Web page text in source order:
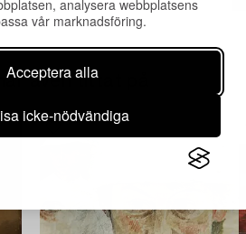
analysera webbplatsens
vår marknadsföring.
Acceptera alla
icke-nödvändiga
även tittat på